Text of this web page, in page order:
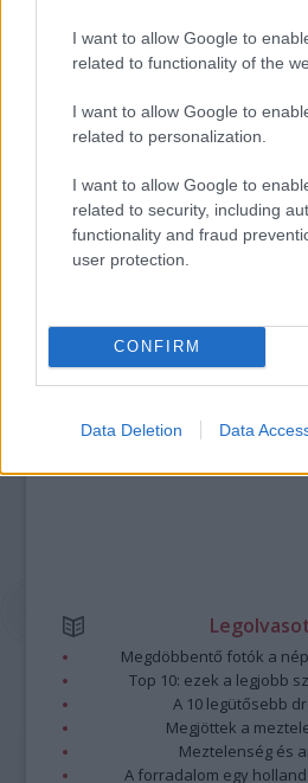
I want to allow Google to
related to functionality of the
I want to allow Google to
related to personalization.
I want to allow Google to
related to security, including
functionality and fraud
user protection.
CONFIRM
Data Deletion Data
ERDŐ VAN IDEBENN:
A bejegyzés trackback címe:
A hozzászólások avonatkozó jogszabályok
minősülnek, értük aszolgáltatás technikai
Megdöbbentő fotók a
Top 10: ezek a legjobb
A 10 legütősebb
Megjöttek a
Meztelenség és
A forradalom egy